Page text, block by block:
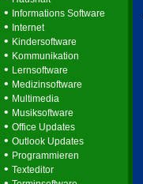
• Informations Software
• Internet
• Kindersoftware
• Kommunikation
• Lernsoftware
• Medizinsoftware
• Multimedia
• Musiksoftware
• Office Updates
• Outlook Updates
• Programmieren
• Texteditor